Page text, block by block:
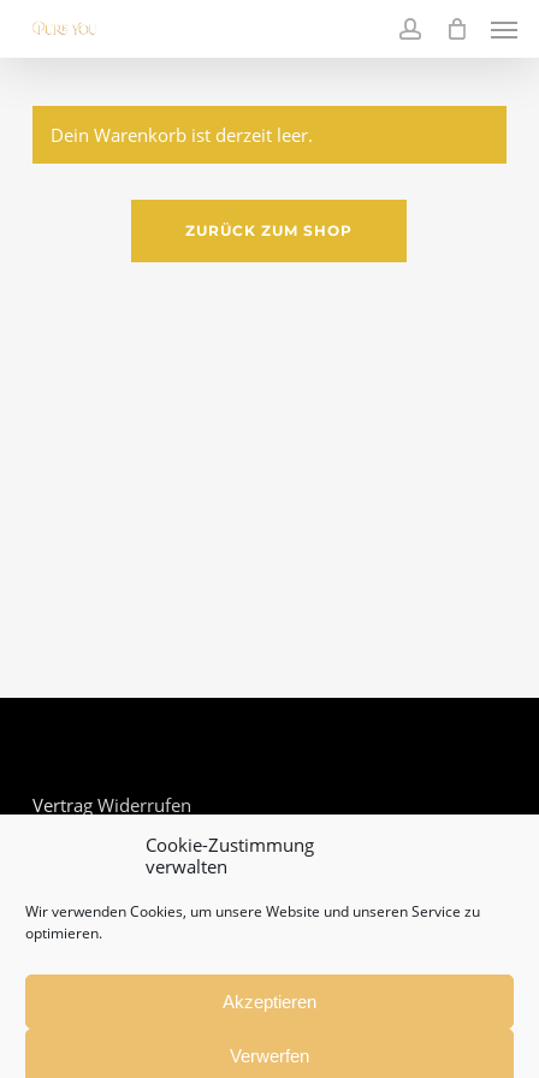
Cookie-Zustimmung
verwalten
Wir verwenden Cookies, um unsere Website und unseren Service zu
optimieren.
Akzeptieren
Verwerfen
main
account
Dein Warenkorb ist derzeit leer.
ZURÜCK ZUM SHOP
Vertrag Widerrufen